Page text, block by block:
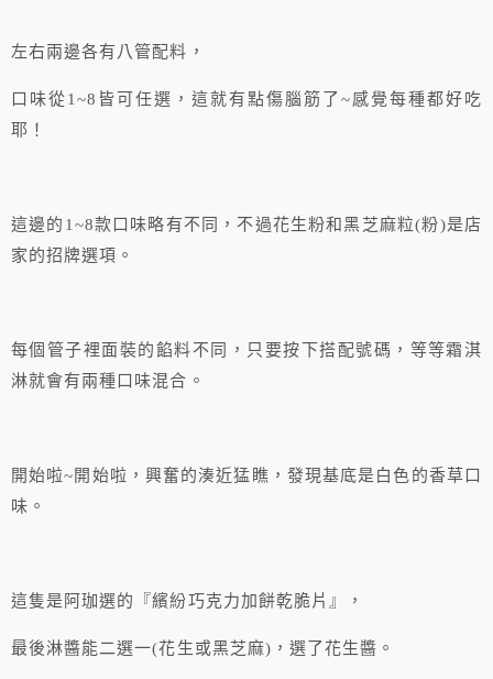
左右兩邊各有八管配料，
口味從1~8皆可任選，這就有點傷腦筋了~感覺每種都好吃
耶！
這邊的1~8款口味略有不同，不過花生粉和黑芝麻粒(粉)是店
家的招牌選項。
每個管子裡面裝的餡料不同，只要按下搭配號碼，等等霜淇
淋就會有兩種口味混合。
開始啦~開始啦，興奮的湊近猛瞧，發現基底是白色的香草口
味。
這隻是阿珈選的『繽紛巧克力加餅乾脆片』，
最後淋醬能二選一(花生或黑芝麻)，選了花生醬。